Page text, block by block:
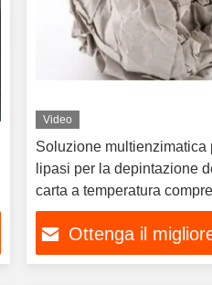
Video
Soluzione multienzimatica
lipasi per la depintazione
carta a temperatura
30C e 65C
Ottenga il